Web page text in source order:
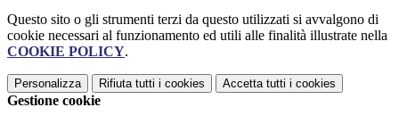
Questo sito o gli strumenti terzi da questo utilizzati si avvalgono di
cookie necessari al funzionamento ed utili alle finalità illustrate nella
COOKIE POLICY.
Personalizza Rifiuta tutti i cookies Accetta tutti i cookies
Gestione cookie